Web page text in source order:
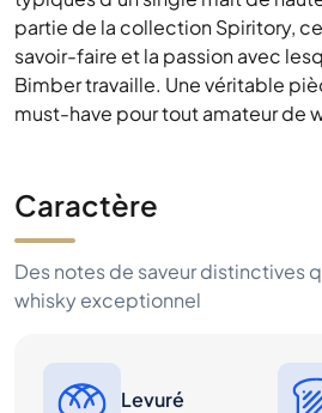
partie de la collection Spiritory,
savoir-faire et la passion avec
Bimber travaille. Une véritable
must-have pour tout amateur de
Caractère
Des notes de saveur distinctives
whisky exceptionnel
Levuré